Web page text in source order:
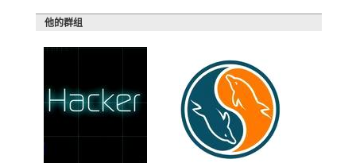
他的群组